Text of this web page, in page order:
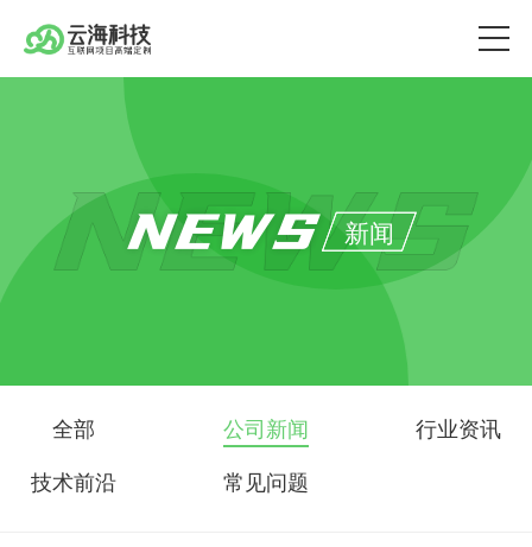
NEWS 新闻
全部 公司新闻
行业资讯
技术前沿
常见问题